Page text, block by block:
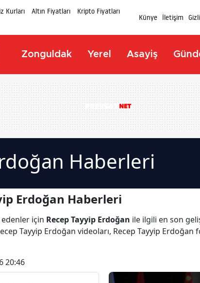
Kurları Altın Fiyatları
Kripto Fiyatları
Künye İletişim
Zonguldak Yerel Asayiş
Haberleri
Erdoğan Haberleri
için Recep Tayyip Erdoğan ile ilgili en son
Tayyip Erdoğan videoları, Recep Tayyip Erdoğan
20:46